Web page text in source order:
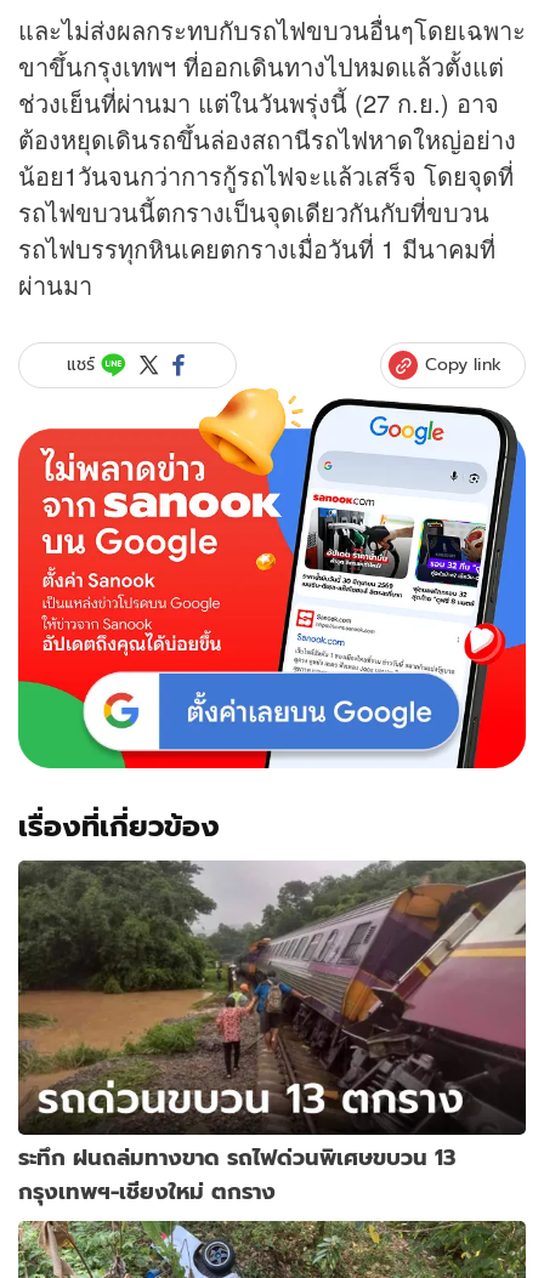
และไม่ส่งผลกระทบกับรถไฟขบวนอื่นๆโดยเฉพาะ
ขาขึ้นกรุงเทพฯ ที่ออกเดินทางไปหมดแล้วตั้งแต่
ช่วงเย็นที่ผ่านมา แต่ในวันพรุ่งนี้ (27 ก.ย.) อาจ
ต้องหยุดเดินรถขึ้นล่องสถานีรถไฟหาดใหญ่อย่าง
น้อย1วันจนกว่าการกู้รถไฟจะแล้วเสร็จ โดยจุดที่
รถไฟขบวนนี้ตกรางเป็นจุดเดียวกันกับที่ขบวน
รถไฟบรรทุกหินเคยตกรางเมื่อวันที่ 1 มีนาคมที่
ผ่านมา
แชร์ Copy link
เรื่องที่เกี่ยวข้อง
ระทึก ฝนถล่มทางขาด รถไฟด่วนพิเศษขบวน 13
กรุงเทพฯ-เชียงใหม่ ตกราง